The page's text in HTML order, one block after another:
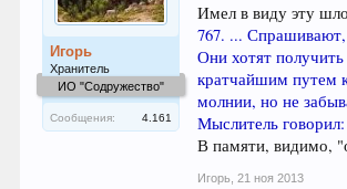
Игорь
Хранитель
ИО "Содружество"
Сообщения: 4.161
Имел в виду эту
767. ...
Они хотят
кратчайшим путем
молнии, но не
Мыслитель
В памяти, видимо,
Игорь 21 ноя 2013